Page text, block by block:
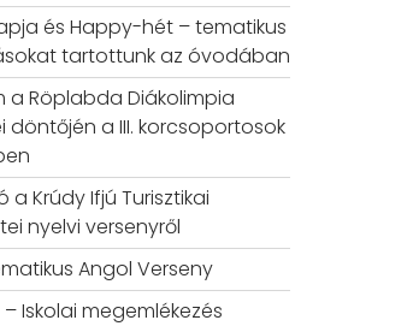
és Happy-hét – tematikus
tartottunk az óvodában
a Röplabda Diákolimpia
döntőjén a III. korcsoportosok
a Krúdy Ifjú Turisztikai
nyelvi versenyről
Angol Verseny
– Iskolai megemlékezés